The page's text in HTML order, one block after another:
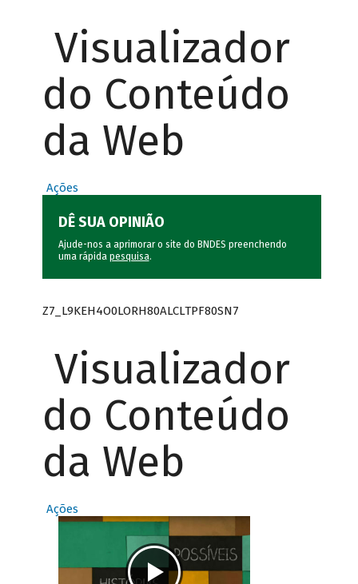
Visualizador
do Conteúdo
da Web
Ações
DÊ SUA OPINIÃO
Ajude-nos a aprimorar o site do BNDES preenchendo
uma rápida pesquisa.
Z7_L9KEH4O0LORH80ALCLTPF80SN7
Visualizador
do Conteúdo
da Web
Ações